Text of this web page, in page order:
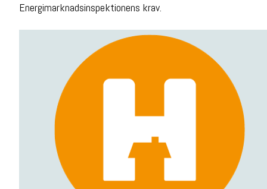
Energimarknadsinspektionens krav.